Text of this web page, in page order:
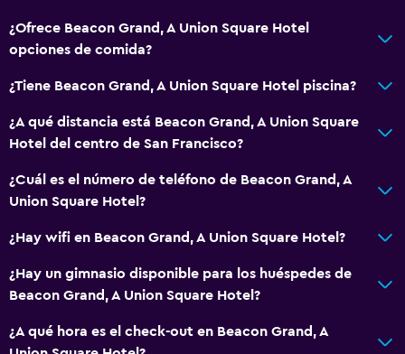
Canales de pago
TV
Baño
Ducha
Secador de pelo
Aseo
Baño privado
Comedor
¿Ofrece Beacon Grand, A Union Square Hotel
opciones de comida?
¿Tiene Beacon Grand, A Union Square Hotel piscina?
¿A qué distancia está Beacon Grand, A Union Square
Hotel del centro de San Francisco?
¿Cuál es el número de teléfono de Beacon Grand, A
Union Square Hotel?
¿Hay wifi en Beacon Grand, A Union Square Hotel?
¿Hay un gimnasio disponible para los huéspedes de
Beacon Grand, A Union Square Hotel?
¿A qué hora es el check-out en Beacon Grand, A